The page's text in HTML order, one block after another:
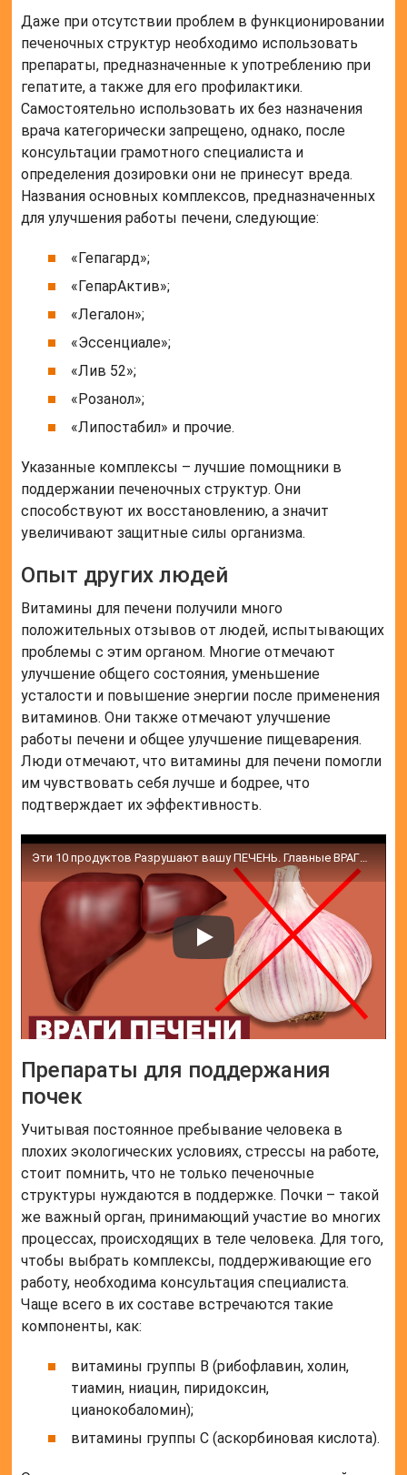
Даже при отсутствии проблем в функционировании
печеночных структур необходимо использовать
препараты, предназначенные к употреблению при
гепатите, а также для его профилактики.
Самостоятельно использовать их без назначения
врача категорически запрещено, однако, после
консультации грамотного специалиста и
определения дозировки они не принесут вреда.
Названия основных комплексов, предназначенных
для улучшения работы печени, следующие:
«Гепагард»;
«ГепарАктив»;
«Легалон»;
«Эссенциале»;
«Лив 52»;
«Розанол»;
«Липостабил» и прочие.
Указанные комплексы – лучшие помощники в
поддержании печеночных структур. Они
способствуют их восстановлению, а значит
увеличивают защитные силы организма.
Опыт других людей
Витамины для печени получили много
положительных отзывов от людей, испытывающих
проблемы с этим органом. Многие отмечают
улучшение общего состояния, уменьшение
усталости и повышение энергии после применения
витаминов. Они также отмечают улучшение
работы печени и общее улучшение пищеварения.
Люди отмечают, что витамины для печени помогли
им чувствовать себя лучше и бодрее, что
подтверждает их эффективность.
Препараты для поддержания
почек
Учитывая постоянное пребывание человека в
плохих экологических условиях, стрессы на работе,
стоит помнить, что не только печеночные
структуры нуждаются в поддержке. Почки – такой
же важный орган, принимающий участие во многих
процессах, происходящих в теле человека. Для того,
чтобы выбрать комплексы, поддерживающие его
работу, необходима консультация специалиста.
Чаще всего в их составе встречаются такие
компоненты, как:
витамины группы В (рибофлавин, холин,
тиамин, ниацин, пиридоксин,
цианокобаломин);
витамины группы С (аскорбиновая кислота).